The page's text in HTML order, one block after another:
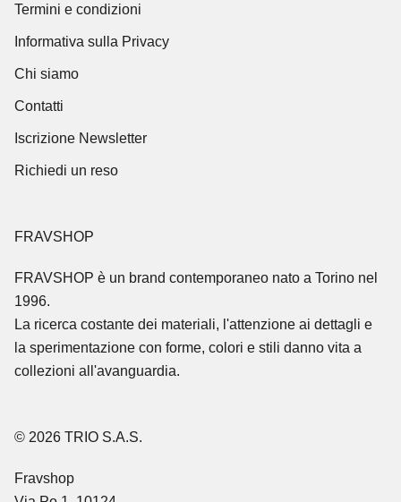
Termini e condizioni
Informativa sulla Privacy
Chi siamo
Contatti
Iscrizione Newsletter
Richiedi un reso
FRAVSHOP
FRAVSHOP è un brand contemporaneo nato a Torino nel
1996.
La ricerca costante dei materiali, l'attenzione ai dettagli e
la sperimentazione con forme, colori e stili danno vita a
collezioni all'avanguardia.
© 2026 TRIO S.A.S.
Fravshop